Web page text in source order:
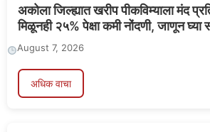
अकोला जिल्ह्यात खरीप पीकविम्याला मंद
मिळूनही २५% पेक्षा कमी नोंदणी, जाणून घ्या
August 7, 2026
अधिक वाचा